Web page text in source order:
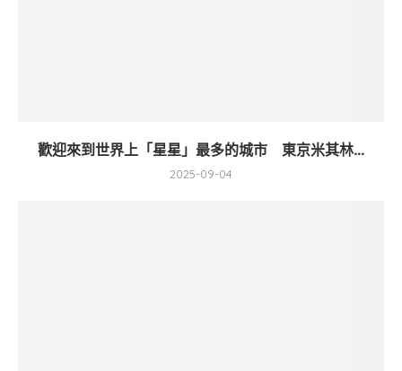
歡迎來到世界上「星星」最多的城市 東京米其林...
2025-09-04